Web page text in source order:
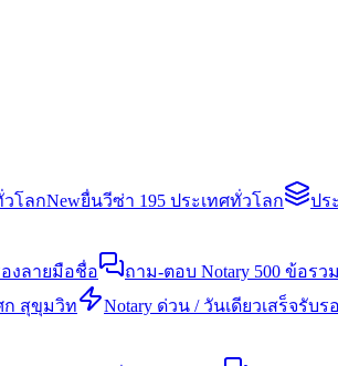
โลกNewยื่นวีซ่า 195 ประเทศทั่วโลก ปร
งลายมือชื่อ ถาม-ตอบ Notary 500 ข้อรว
ก สุขุมวิท Notary ด่วน / วันเดียวเสร็จรับร